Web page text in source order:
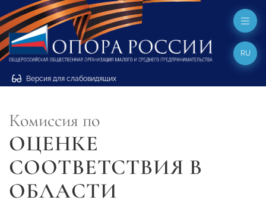
Версия для слабовидящих
RU
Комиссия по
ОЦЕНКЕ
СООТВЕТСТВИЯ В
ОБЛАСТИ